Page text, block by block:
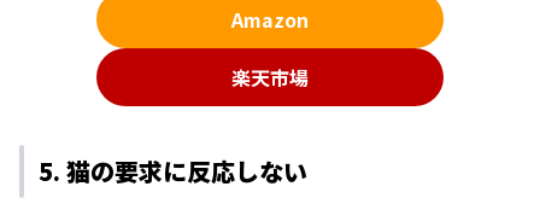
Amazon
楽天市場
5. 猫の要求に反応しない